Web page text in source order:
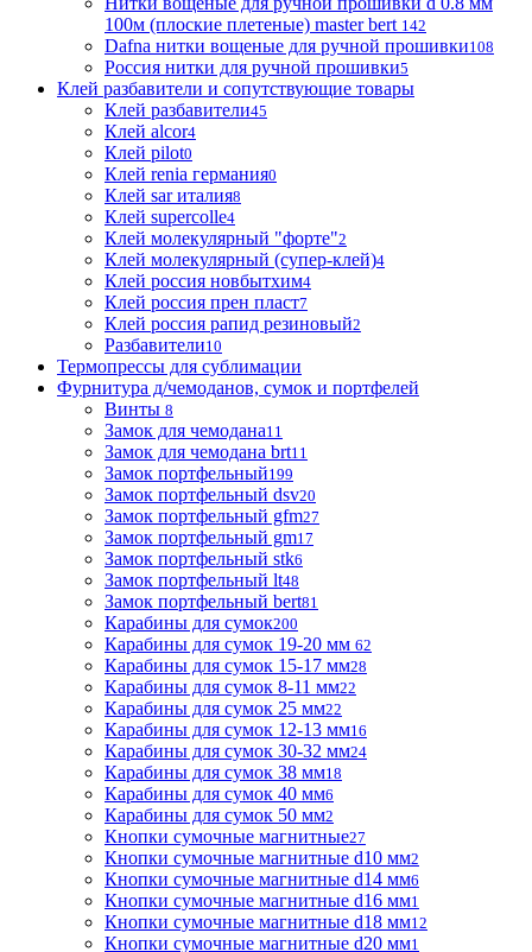
100м (плоские плетеные) master bert 142
Dafna нитки вощеные для ручной прошивки108
Россия нитки для ручной прошивки5
Клей разбавители и сопутствующие товары
Клей разбавители45
Клей alcor4
Клей pilot0
Клей renia германия0
Клей sar италия8
Клей supercolle4
Клей молекулярный "форте"2
Клей молекулярный (супер-клей)4
Клей россия новбытхим4
Клей россия прен пласт7
Клей россия рапид резиновый2
Разбавители10
Термопрессы для сублимации
Фурнитура д/чемоданов, сумок и портфелей
Винты 8
Замок для чемодана11
Замок для чемодана brt11
Замок портфельный199
Замок портфельный dsv20
Замок портфельный gfm27
Замок портфельный gm17
Замок портфельный stk6
Замок портфельный lt48
Замок портфельный bert81
Карабины для сумок200
Карабины для сумок 19-20 мм 62
Карабины для сумок 15-17 мм28
Карабины для сумок 8-11 мм22
Карабины для сумок 25 мм22
Карабины для сумок 12-13 мм16
Карабины для сумок 30-32 мм24
Карабины для сумок 38 мм18
Карабины для сумок 40 мм6
Карабины для сумок 50 мм2
Кнопки сумочные магнитные27
Кнопки сумочные магнитные d10 мм2
Кнопки сумочные магнитные d14 мм6
Кнопки сумочные магнитные d16 мм1
Кнопки сумочные магнитные d18 мм12
Кнопки сумочные магнитные d20 мм1